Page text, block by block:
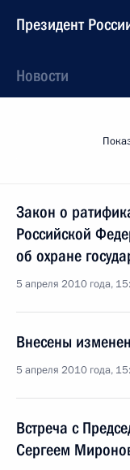
Президент
Новости
Закон о
Российской
об охране
5 апреля 2010 года,
Внесены
5 апреля 2010 года,
Встреча с
Сергеем